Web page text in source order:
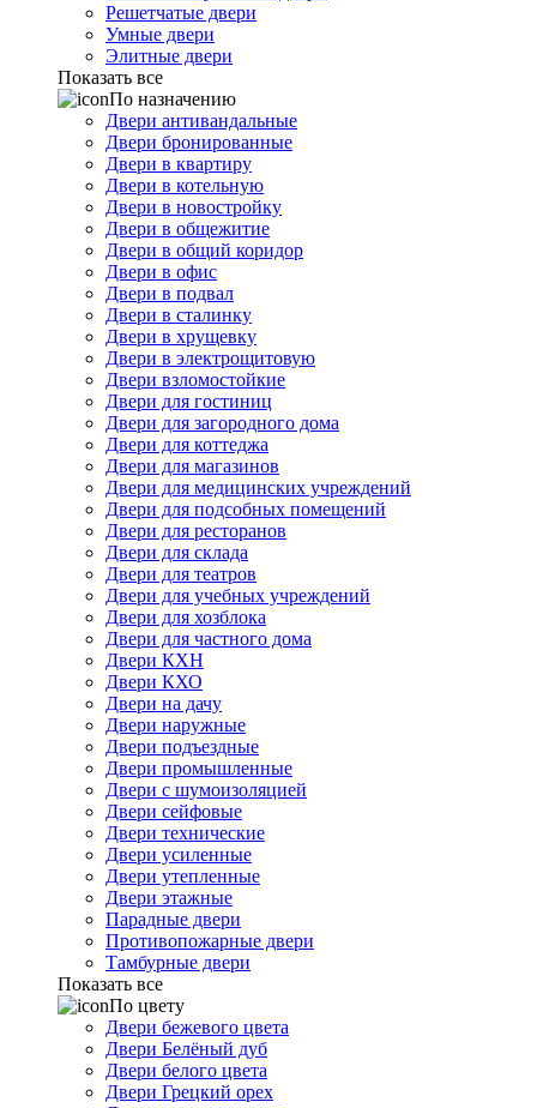
Решетчатые двери
Умные двери
Элитные двери
Показать все
По назначению
Двери антивандальные
Двери бронированные
Двери в квартиру
Двери в котельную
Двери в новостройку
Двери в общежитие
Двери в общий коридор
Двери в офис
Двери в подвал
Двери в сталинку
Двери в хрущевку
Двери в электрощитовую
Двери взломостойкие
Двери для гостиниц
Двери для загородного дома
Двери для коттеджа
Двери для магазинов
Двери для медицинских учреждений
Двери для подсобных помещений
Двери для ресторанов
Двери для склада
Двери для театров
Двери для учебных учреждений
Двери для хозблока
Двери для частного дома
Двери КХН
Двери КХО
Двери на дачу
Двери наружные
Двери подъездные
Двери промышленные
Двери с шумоизоляцией
Двери сейфовые
Двери технические
Двери усиленные
Двери утепленные
Двери этажные
Парадные двери
Противопожарные двери
Тамбурные двери
Показать все
По цвету
Двери бежевого цвета
Двери Белёный дуб
Двери белого цвета
Двери Грецкий орех